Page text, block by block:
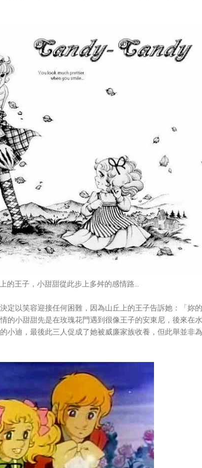
的王子，小甜甜從此步上多舛的感情路…
定以笑容迎接任何困難，因為山丘上的王子告訴她：「妳
的小甜甜先是在玫瑰花門遇到很像王子的安東尼，後來在
小迪，最後此三人促成了她被威廉家族收養，但此舉並非